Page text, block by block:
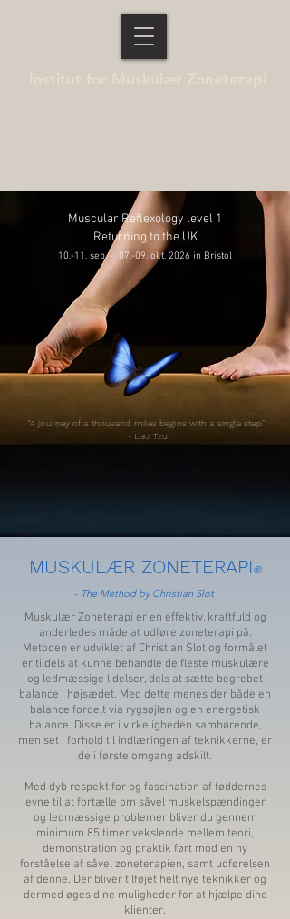
Muscular Reflexology level 1
Returning to the UK
10.-11. sep. - 07.-09. okt. 2026 in Bristol
“A journey of a thousand miles begins with a single step”
- Lao Tzu
MUSKULÆR ZONETERAPI®
- The Method by Christian Slot
Muskulær Zoneterapi er en effektiv, kraftfuld og
anderledes måde at udføre zoneterapi på.
Metoden er udviklet af Christian Slot og formålet
er tildels at kunne behandle de fleste muskulære
og ledmæssige lidelser, dels at sætte begrebet
balance i højsædet. Med dette menes der både en
balance fordelt via rygsøjlen og en energetisk
balance. Disse er i virkeligheden samhørende,
men set i forhold til indlæringen af teknikkerne, er
de i første omgang adskilt.
Med dyb respekt for og fascination af føddernes
evne til at fortælle om såvel muskelspændinger
og ledmæssige problemer bliver du gennem
minimum 85 timer vekslende mellem teori,
demonstration og praktik ført mod en ny
forståelse af såvel zoneterapien, samt udførelsen
af denne. Der bliver tilføjet helt nye teknikker og
dermed øges dine muligheder for at hjælpe dine
klienter.